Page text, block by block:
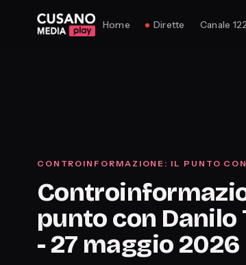
Home Dirette Canale
CONTROINFORMAZIONE: IL PUNTO
punto con Danilo
- 27 maggio 2026